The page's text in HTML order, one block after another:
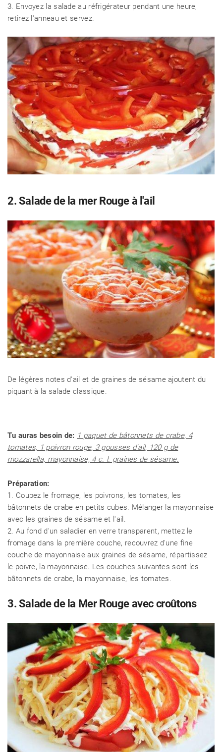
3. Envoyez la salade au réfrigérateur pendant une heure,
retirez l'anneau et servez.
2. Salade de la mer Rouge à l'ail
De légères notes d'ail et de graines de sésame ajoutent du
piquant à la salade classique.
Tu auras besoin de: 1 paquet de bâtonnets de crabe, 4
tomates, 1 poivron rouge, 3 gousses d'ail, 120 g de
mozzarella, mayonnaise, 4 c. l. graines de sésame.
Préparation:
1. Coupez le fromage, les poivrons, les tomates, les
bâtonnets de crabe en petits cubes. Mélanger la mayonnaise
avec les graines de sésame et l'ail.
2. Au fond d'un saladier en verre transparent, mettez le
fromage dans la première couche, recouvrez d'une fine
couche de mayonnaise aux graines de sésame, répartissez
le poivre, la mayonnaise. Les couches suivantes sont les
bâtonnets de crabe, la mayonnaise, les tomates.
3. Salade de la Mer Rouge avec croûtons